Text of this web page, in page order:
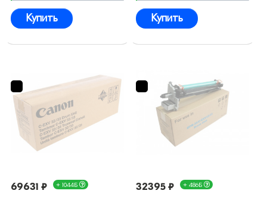
Купить Купить
69631 ₽ + 1044Б 32395 ₽ + 486Б